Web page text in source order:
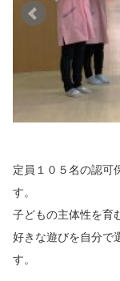
定員１０５名の認
す。
子どもの主体性を育
好きな遊びを自分で
す。